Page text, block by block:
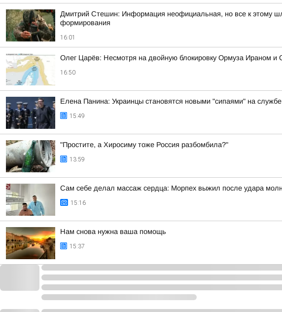
Дмитрий Стешин: Информация неофициальная, но все к этому
формирования
16:01
Олег Царёв: Несмотря на двойную блокировку Ормуза Ираном
16:50
Елена Панина: Украинцы становятся новыми "сипаями" на
15:49
"Простите, а Хиросиму тоже Россия разбомбила?"
13:59
Сам себе делал массаж сердца: Морпех выжил после удара
15:16
Нам снова нужна ваша помощь
15:37